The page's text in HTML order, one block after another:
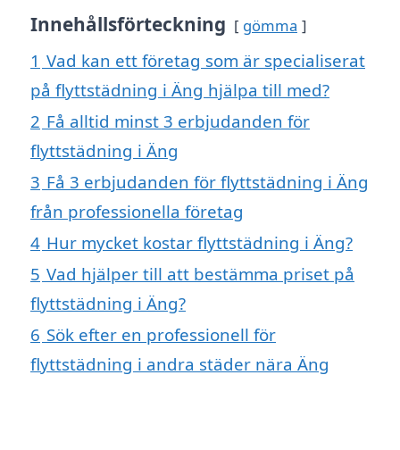
Innehållsförteckning gömma
1 Vad kan ett företag som är specialiserat
på flyttstädning i Äng hjälpa till med?
2 Få alltid minst 3 erbjudanden för
flyttstädning i Äng
3 Få 3 erbjudanden för flyttstädning i Äng
från professionella företag
4 Hur mycket kostar flyttstädning i Äng?
5 Vad hjälper till att bestämma priset på
flyttstädning i Äng?
6 Sök efter en professionell för
flyttstädning i andra städer nära Äng